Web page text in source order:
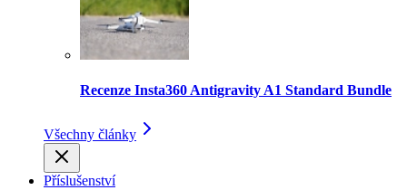
Recenze Insta360 Antigravity A1 Standard Bundle
Všechny články
Příslušenství